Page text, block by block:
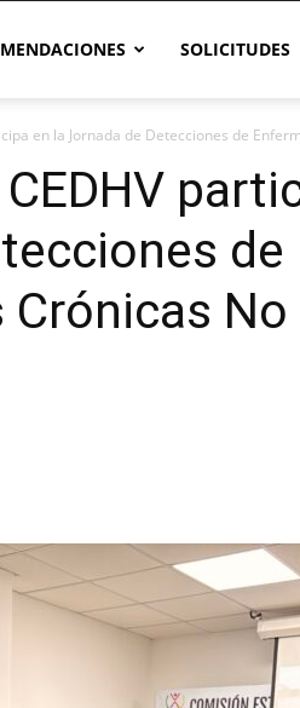
SOLICITUDES
en la Jornada de Detecciones de
de
Crónicas No